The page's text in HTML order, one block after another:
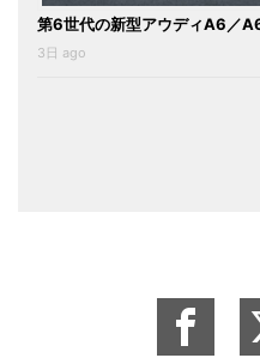
第6世代の新型アウディA6／
3日 ago